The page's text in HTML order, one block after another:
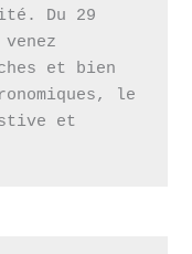
Du 29
et bien
le
et